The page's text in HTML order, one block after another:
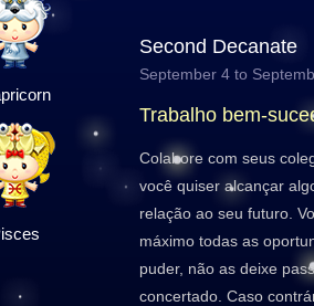
Second Decanate
September 4 to
Trabalho bem-
Colabore com seus
você quiser alcançar
relação ao seu futuro.
máximo todas as
puder, não as deixe
concertado. Caso